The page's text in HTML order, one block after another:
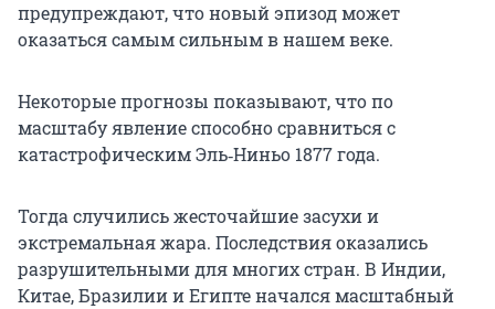
предупреждают, что новый эпизод может
оказаться самым сильным в нашем веке.
Некоторые прогнозы показывают, что по
масштабу явление способно сравниться с
катастрофическим Эль‑Ниньо 1877 года.
Тогда случились жесточайшие засухи и
экстремальная жара. Последствия оказались
разрушительными для многих стран. В Индии,
Китае, Бразилии и Египте начался масштабный